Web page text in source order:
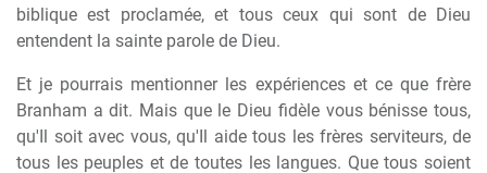
biblique est proclamée, et tous ceux qui sont de Dieu
entendent la sainte parole de Dieu.
Et je pourrais mentionner les expériences et ce que frère
Branham a dit. Mais que le Dieu fidèle vous bénisse tous,
qu'Il soit avec vous, qu'Il aide tous les frères serviteurs, de
tous les peuples et de toutes les langues. Que tous soient